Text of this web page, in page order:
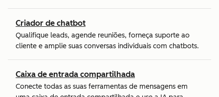
Criador de chatbot
Qualifique leads, agende reuniões, forneça suporte ao
cliente e amplie suas conversas individuais com chatbots.
Caixa de entrada compartilhada
Conecte todas as suas ferramentas de mensagens em